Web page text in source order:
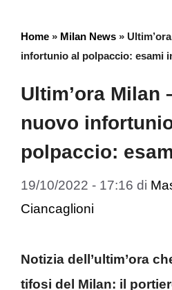
Home » Milan News »
infortunio al polpaccio: esami
Ultim’ora Milan
nuovo
polpaccio:
19/10/2022 - 17:16 di
Ciancaglioni
Notizia dell’ultim’ora
tifosi del Milan: il